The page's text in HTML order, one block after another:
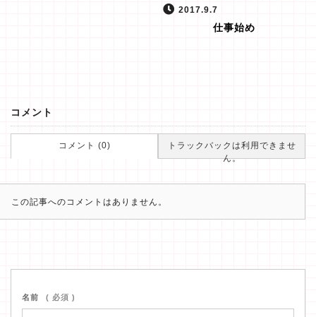
2017.9.7
仕事始め
コメント
コメント (0)
トラックバックは利用できませ
ん。
この記事へのコメントはありません。
名前 ( 必須 )